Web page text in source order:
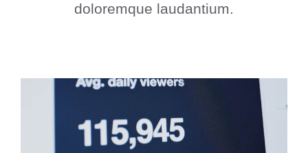
doloremque laudantium.